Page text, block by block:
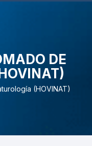
DE
(HOVINAT)